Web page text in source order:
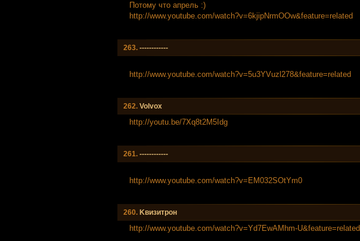
Потому что апрель :)
http://www.youtube.com/watch?v=6kjipNrmOOw&feature=related
263. ------------
http://www.youtube.com/watch?v=5u3YVuzl278&feature=related
262. Volvox
http://youtu.be/7Xq8t2M5Idg
261. ------------
http://www.youtube.com/watch?v=EM032SOtYm0
260. Kвизитрон
http://www.youtube.com/watch?v=Yd7EwAMhm-U&feature=related